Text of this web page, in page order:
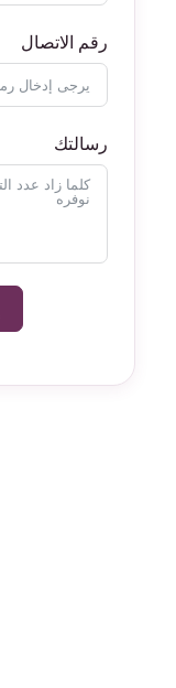
رقم الاتصال
رسالتك